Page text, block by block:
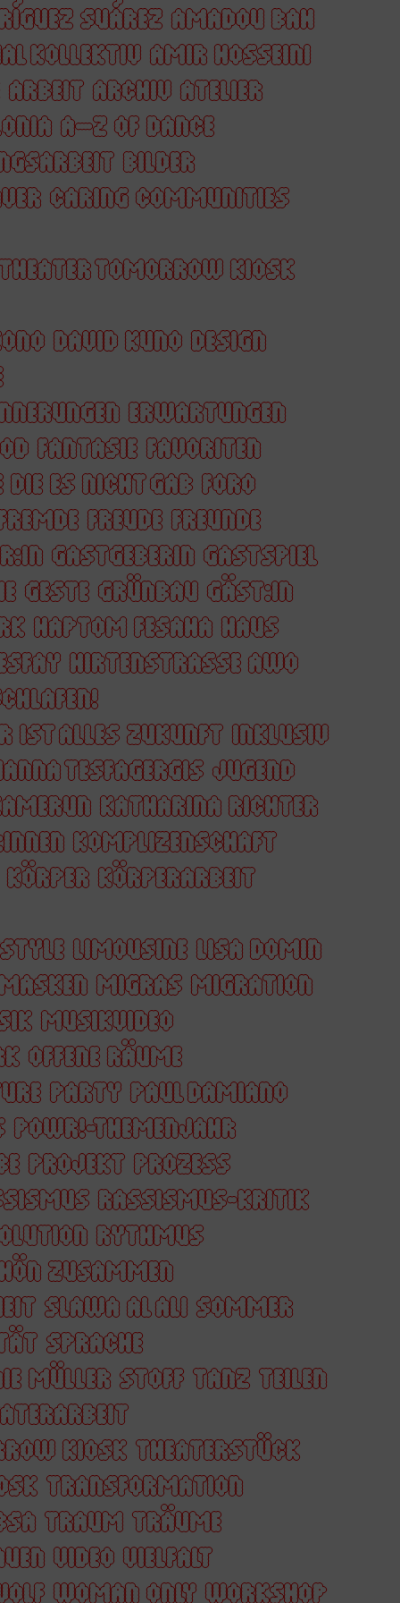
SUÁREZ AMADOU BAH
KOLLEKTIV AMIR HOSSEINI
ARBEIT ARCHIV ATELIER
A–Z OF DANCE
BILDER
CARING COMMUNITIES
TOMORROW KIOSK
DAVID KUNO DESIGN
ERWARTUNGEN
FANTASIE FAVORITEN
DIE ES NICHT GAB FORO
FREUDE FREUNDE
GASTGEBERIN GASTSPIEL
GESTE GRÜNBAU GÄST:IN
HAPTOM FESAHA HAUS
HIRTENSTRASSE AWO
IST ALLES ZUKUNFT INKLUSIV
TESFAGERGIS JUGEND
KATHARINA RICHTER
KOMPLIZENSCHAFT
KÖRPER KÖRPERARBEIT
LIMOUSINE LISA DOMIN
MIGRAS MIGRATION
MUSIKVIDEO
OFFENE RÄUME
PARTY PAUL DAMIANO
POWR!-THEMENJAHR
PROJEKT PROZESS
RASSISMUS-KRITIK
RYTHMUS
ZUSAMMEN
SLAWA AL ALI SOMMER
SPRACHE
MÜLLER STOFF TANZ TEILEN
KIOSK THEATERSTÜCK
TRANSFORMATION
TRAUM TRÄUME
VIDEO VIELFALT
WOMAN ONLY WORKSHOP